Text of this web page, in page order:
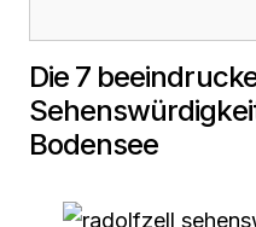
Die 7
Bodensee